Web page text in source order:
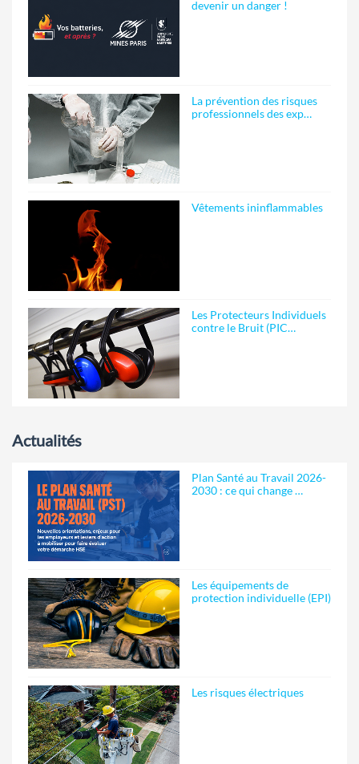
devenir un danger !
La prévention des risques
professionnels des exp…
Vêtements ininflammables
Les Protecteurs Individuels
contre le Bruit (PIC…
Actualités
Plan Santé au Travail 2026-
2030 : ce qui change …
Les équipements de
protection individuelle (EPI)
Les risques électriques